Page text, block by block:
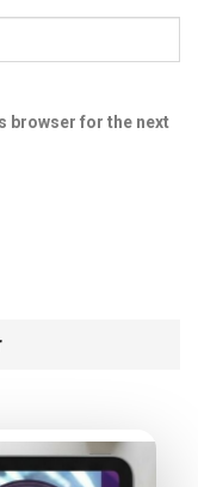
browser for the next